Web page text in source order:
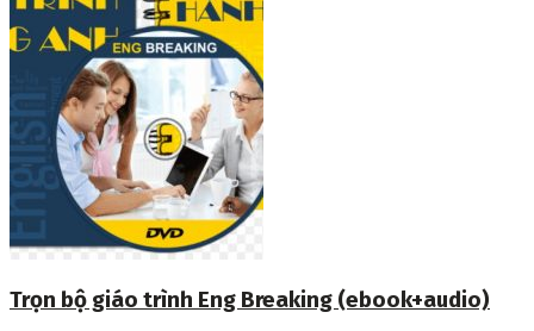
Trọn bộ giáo trình Eng Breaking (ebook+audio)